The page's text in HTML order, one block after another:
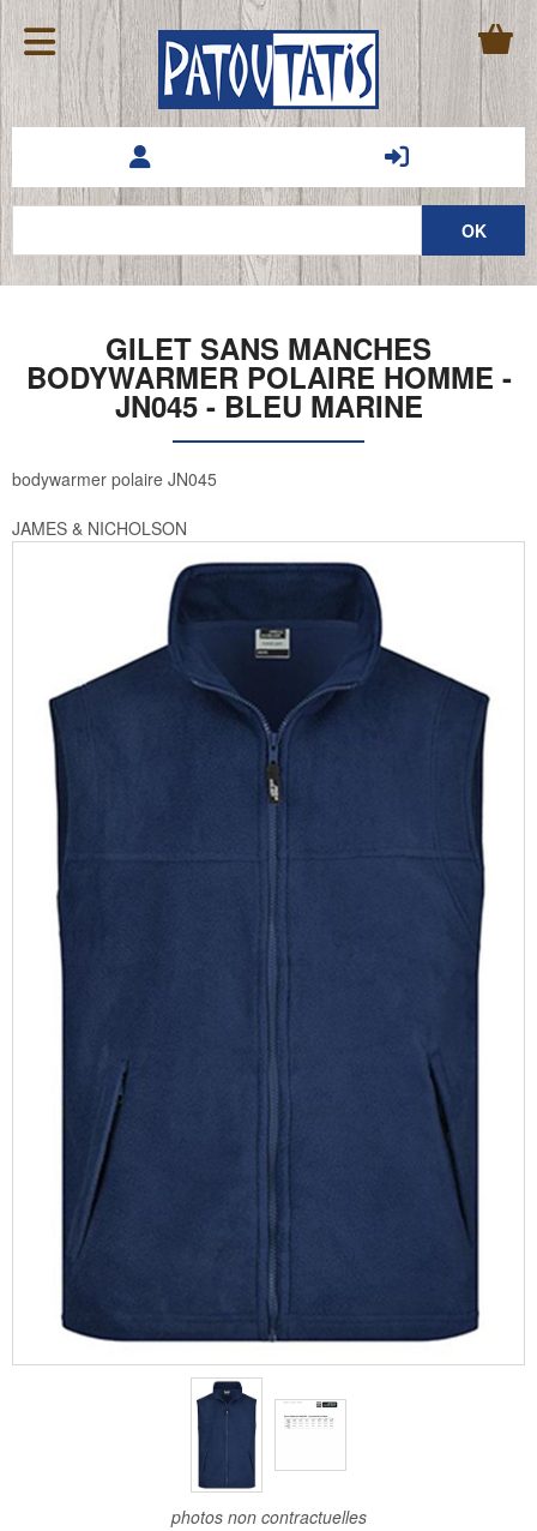
GILET SANS MANCHES
BODYWARMER POLAIRE HOMME -
JN045 - BLEU MARINE
bodywarmer polaire JN045
JAMES & NICHOLSON
photos non contractuelles